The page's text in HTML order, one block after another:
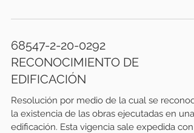
68547-2-20-0292
RECONOCIMIENTO DE
EDIFICACIÓN
Resolución por medio de la cual se
la existencia de las obras ejecutadas en una
edificación. Esta vigencia sale expedida con...